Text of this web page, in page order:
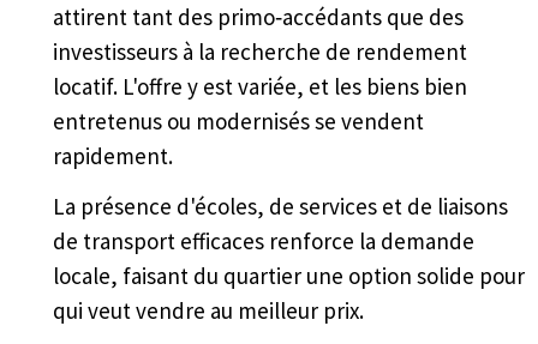
attirent tant des primo‑accédants que des
investisseurs à la recherche de rendement
locatif. L'offre y est variée, et les biens bien
entretenus ou modernisés se vendent
rapidement.
La présence d'écoles, de services et de liaisons
de transport efficaces renforce la demande
locale, faisant du quartier une option solide pour
qui veut vendre au meilleur prix.